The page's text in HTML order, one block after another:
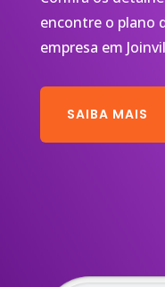
encontre o plano
empresa em
SAIBA MAIS